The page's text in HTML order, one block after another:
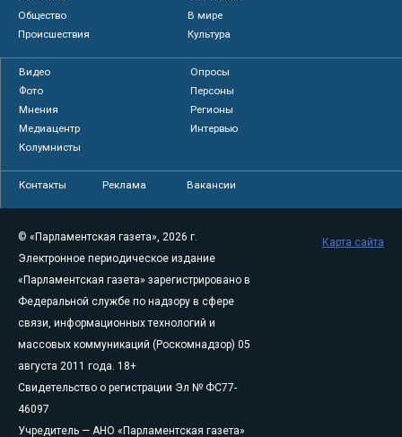
Общество
В мире
Происшествия
Культура
Видео
Опросы
Фото
Персоны
Мнения
Регионы
Медиацентр
Интервью
Колумнисты
Контакты Реклама Вакансии
© «Парламентская газета», 2026 г.
Электронное периодическое издание
«Парламентская газета» зарегистрировано в
Федеральной службе по надзору в сфере
связи, информационных технологий и
массовых коммуникаций (Роскомнадзор) 05
августа 2011 года. 18+
Свидетельство о регистрации Эл № ФС77-
46097
Учредитель — АНО «Парламентская газета»
Карта сайта